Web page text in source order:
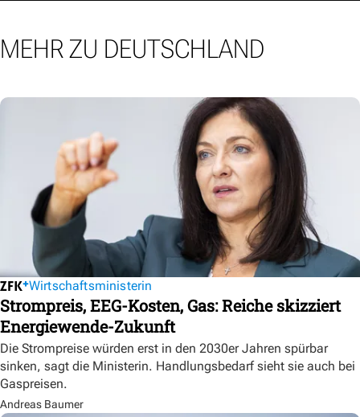
MEHR ZU DEUTSCHLAND
Wirtschaftsministerin
Strompreis, EEG-Kosten, Gas: Reiche skizziert
Energiewende-Zukunft
Die Strompreise würden erst in den 2030er Jahren spürbar
sinken, sagt die Ministerin. Handlungsbedarf sieht sie auch bei
Gaspreisen.
Andreas Baumer